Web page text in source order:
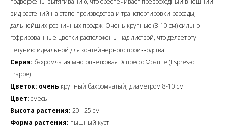
вид растений на этапе производства и транспортировки рассады,
дальнейших розничных продаж. Очень крупные (8-10 см) сильно
гофрированные цветки расположены над листвой, что делает эту
петунию идеальной для контейнерного производства.
Серия: бахромчатая многоцветковая Эспрессо Фраппе (Espresso
Frappe)
Цветок: очень крупный бахромчатый, диаметром 8-10 см
Цвет: смесь
Высота растения: 20 - 25 см
Форма растения: пышный куст